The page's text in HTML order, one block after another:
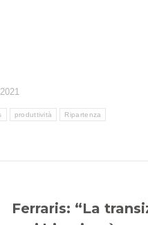
produttività Ripartenza
Ferraris: “La